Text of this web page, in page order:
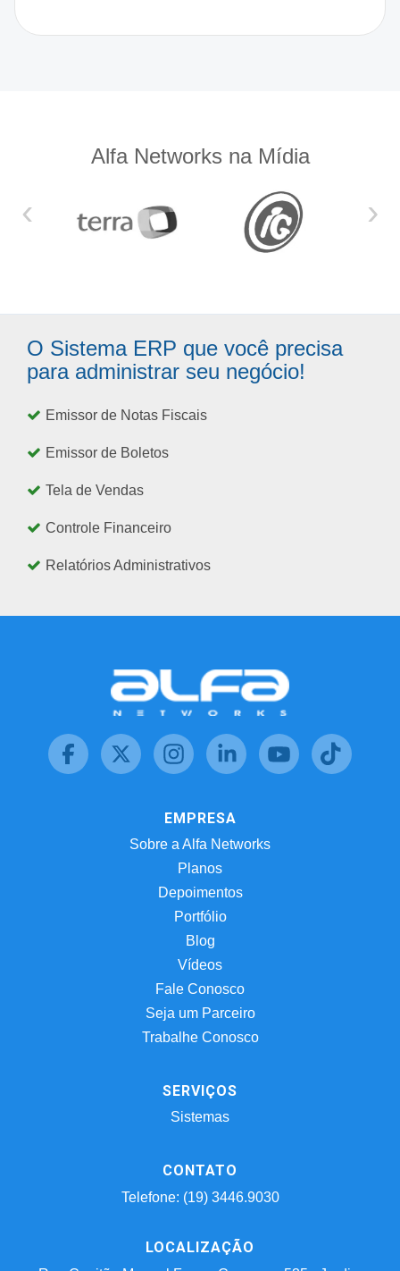
Alfa Networks na Mídia
‹ ›
O Sistema ERP que você precisa
para administrar seu negócio!
Emissor de Notas Fiscais
Emissor de Boletos
Tela de Vendas
Controle Financeiro
Relatórios Administrativos
EMPRESA
Sobre a Alfa Networks
Planos
Depoimentos
Portfólio
Blog
Vídeos
Fale Conosco
Seja um Parceiro
Trabalhe Conosco
SERVIÇOS
Sistemas
CONTATO
Telefone: (19) 3446.9030
LOCALIZAÇÃO